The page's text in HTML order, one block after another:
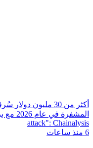
أكثر من 30 مليون
attack": Chainalysis
6 منذ ساعات